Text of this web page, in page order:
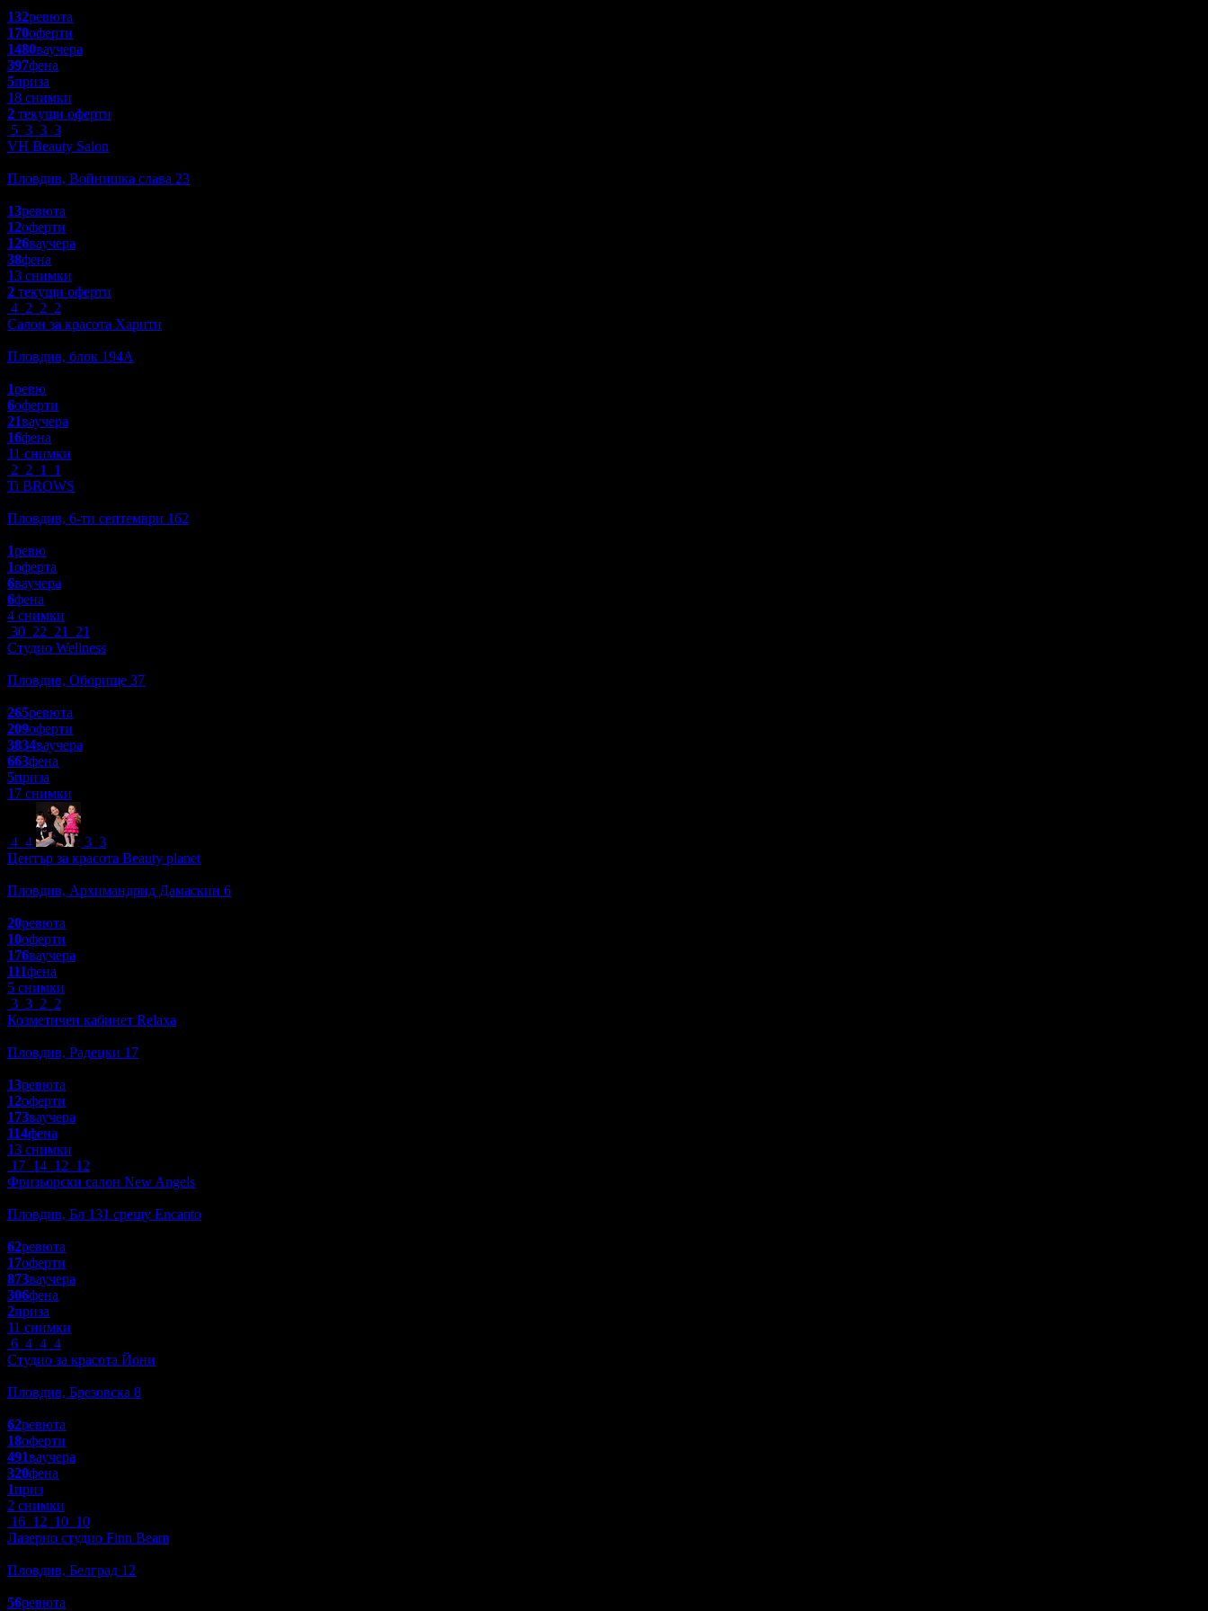
132ревюта
170оферти
1480ваучера
397фена
5приза
18 снимки
2 текущи оферти
5 3 3 3
VH Beauty Salon
Пловдив, Войнишка слава 23
13ревюта
12оферти
126ваучера
38фена
13 снимки
2 текущи оферти
4 2 2 2
Салон за красота Харити
Пловдив, блок 194А
1ревю
6оферти
21ваучера
16фена
11 снимки
2 2 1
1
Ti BROWS
Пловдив, 6-ти септември 162
1ревю
1оферта
6ваучера
6фена
4 снимки
30 22 21
21
Студио Wellness
Пловдив, Оборище 37
265ревюта
209оферти
3834ваучера
663фена
5приза
17 снимки
4 4 3 3
Център за красота Beauty planet
Пловдив, Архимандрид Дамаскин 6
20ревюта
10оферти
176ваучера
111фена
5 снимки
3 3 2 2
Козметичен кабинет Relaxa
Пловдив, Радецки 17
13ревюта
12оферти
173ваучера
114фена
13 снимки
17 14 12 12
Фризьорски салон New Angels
Пловдив, Бл 131 срещу Encanto
62ревюта
17оферти
873ваучера
306фена
2приза
11 снимки
6 4 4 4
Студио за красота Йони
Пловдив, Брезовска 8
62ревюта
18оферти
491ваучера
320фена
1приз
2 снимки
16 12 10 10
Лазерно студио Finn Beam
Пловдив, Белград 12
56ревюта